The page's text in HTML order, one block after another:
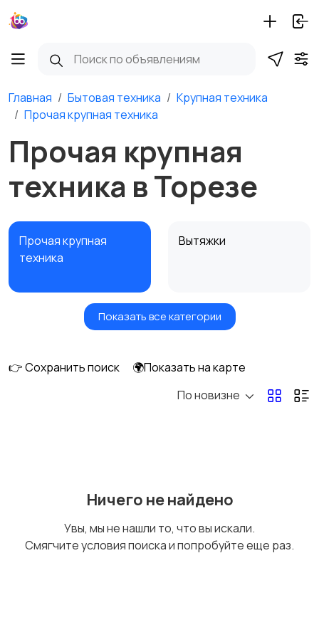
Главная Бытовая техника
Крупная техника
Прочая крупная техника
Прочая крупная
техника в Торезе
Прочая крупная
техника
Вытяжки
Посудомоечные
Стиральные машины
Холодильники и
Показать все категории
👉 Сохранить поиск
🌍Показать на карте
По новизне
Ничего не найдено
Увы, мы не нашли то, что вы искали.
Смягчите условия поиска и попробуйте еще раз.